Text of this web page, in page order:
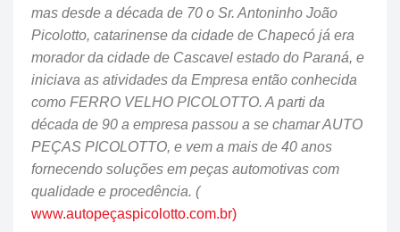
mas desde a década de 70 o Sr. Antoninho João
Picolotto, catarinense da cidade de Chapecó já era
morador da cidade de Cascavel estado do Paraná, e
iniciava as atividades da Empresa então conhecida
como FERRO VELHO PICOLOTTO. A parti da
década de 90 a empresa passou a se chamar AUTO
PEÇAS PICOLOTTO, e vem a mais de 40 anos
fornecendo soluções em peças automotivas com
qualidade e procedência. (
www.autopeçaspicolotto.com.br)